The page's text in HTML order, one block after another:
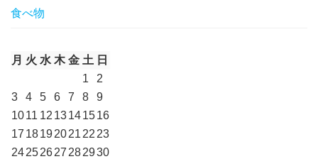
食べ物
月 火 水 木 金 土 日
1
2
3
4 5 6 7 8
9
1011 12 13141516
17 18192021 22 23
24252627 282930